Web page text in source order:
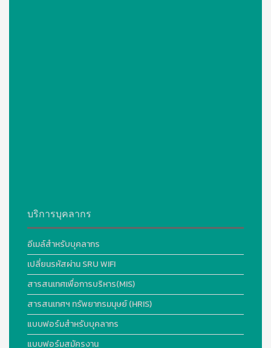
บริการบุคลากร
อีเมล์สำหรับบุคลากร
เปลี่ยนรหัสผ่าน SRU WIFI
สารสนเทศเพื่อการบริหาร(MIS)
สารสนเทศฯ ทรัพยากรมนุษย์ (HRIS)
แบบฟอร์มสำหรับบุคลากร
แบบฟอร์มสมัครงาน